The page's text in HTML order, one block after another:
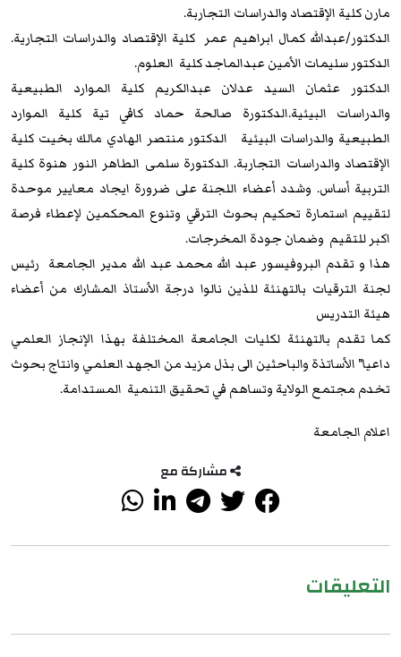
مارن كلية الإقتصاد والدراسات التجاربة.
الدكتور/عبدالله كمال ابراهيم عمر كلية الإقتصاد والدراسات التجارية.
الدكتور سليمات الأمين عبدالماجد كلية العلوم.
الدكتور عثمان السيد عدلان عبدالكريم كلية الموارد الطبيعية
والدراسات البيئية.الدكتورة صالحة حماد كافي تية كلية الموارد
الطبيعية والدراسات البيئية الدكتور منتصر الهادي مالك بخيت كلية
الإقتصاد والدراسات التجاربة. الدكتورة سلمى الطاهر النور هنوة كلية
التربية أساس. وشدد أعضاء اللجنة على ضرورة ايجاد معايير موحدة
لتقييم استمارة تحكيم بحوث الترقي وتنوع المحكمين لإعطاء فرصة
اكبر للتقيم وضمان جودة المخرجات.
هذا و تقدم البروفيسور عبد الله محمد عبد الله مدير الجامعة رئيس
لجنة الترقيات بالتهنئة للذين نالوا درجة الأستاذ المشارك من أعضاء
هيئة التدريس
كما تقدم بالتهنئة لكليات الجامعة المختلفة بهذا الإنجاز العلمي
داعيا" الأساتذة والباحثين الى بذل مزيد من الجهد العلمي وانتاج بحوث
تخدم مجتمع الولاية وتساهم في تحقيق التنمية المستدامة.
اعلام الجامعة
مشاركة مع
التعليقات